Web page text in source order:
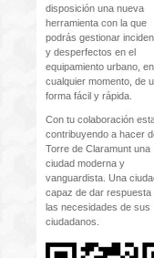
disposición una nueva
herramienta con la que
podrás gestionar
y desperfectos en el
equipamiento urbano, en
cualquier momento, de
forma fácil y rápida.
Con tu colaboración
contribuyendo a hacer
Torre de Claramunt una
ciudad moderna y
vanguardista. Una
capaz de dar respuesta
las necesidades de sus
ciudadanos.